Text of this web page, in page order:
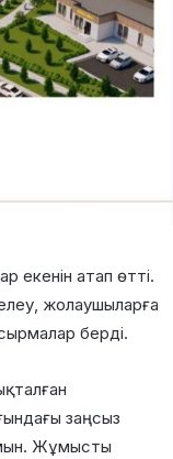
екенін атап өтті.
жолаушыларға
берді.
заңсыз
Жұмысты